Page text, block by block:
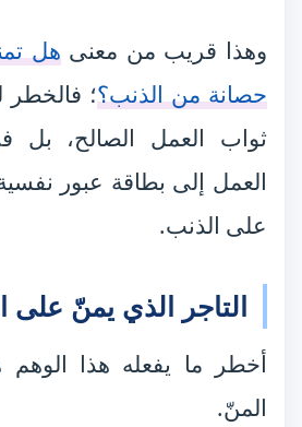
وهذا قريب من معنىهل
حصانة من الذنب؟؛
ثواب العمل الصالح، بل
العمل إلى بطاقة عبور
على الذنب.
التاجر الذي يمنّ على
أخطر ما يفعله هذا الوهم
المنّ.